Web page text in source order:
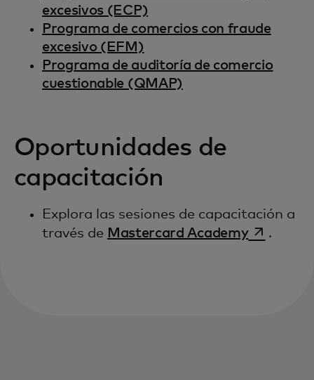
excesivos (ECP)
Programa de comercios con fraude
excesivo (EFM)
Programa de auditoría de comercio
cuestionable (QMAP)
Oportunidades de
capacitación
Explora las sesiones de capacitación a
través de Mastercard Academyse abre
.